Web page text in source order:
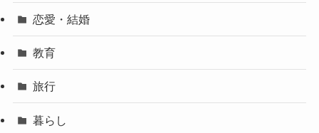
恋愛・結婚
教育
旅行
暮らし